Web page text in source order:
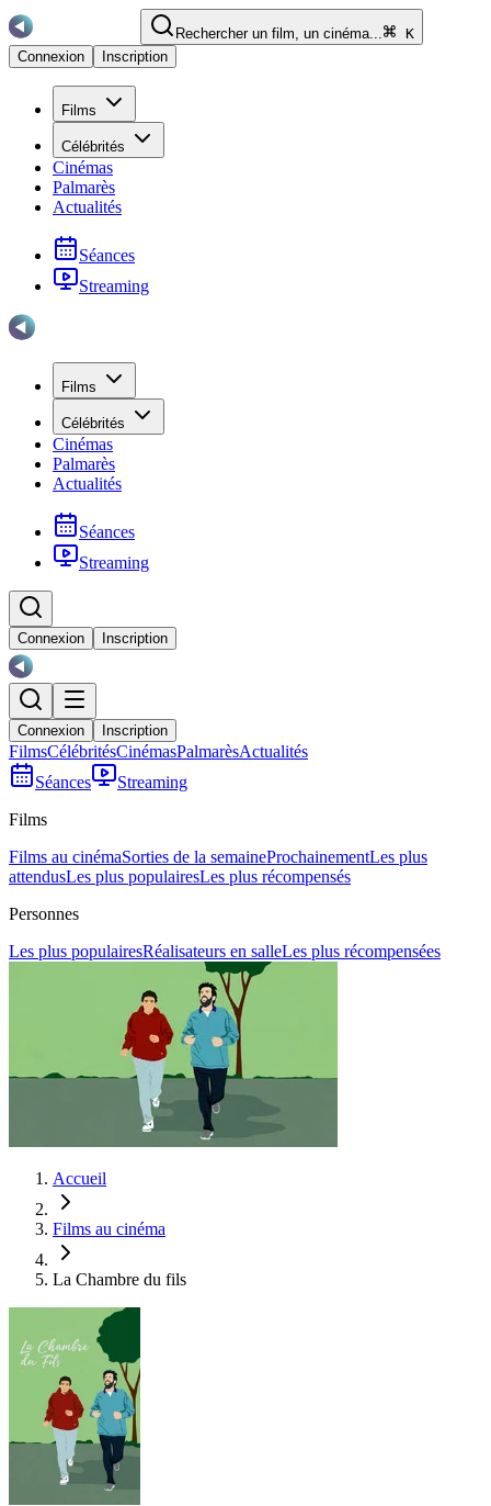
Rechercher un film, un cinéma...
K
Connexion
Inscription
Films
Célébrités
Cinémas
Palmarès
Actualités
Séances
Streaming
Films
Célébrités
Cinémas
Palmarès
Actualités
Séances
Streaming
Connexion Inscription
Connexion Inscription
FilmsCélébritésCinémasPalmarèsActualités
Séances
Streaming
Films
Films au cinémaSorties de la semaineProchainementLes plus
attendusLes plus populairesLes plus récompensés
Personnes
Les plus populairesRéalisateurs en salleLes plus récompensées
Accueil
Films au cinéma
La Chambre du fils